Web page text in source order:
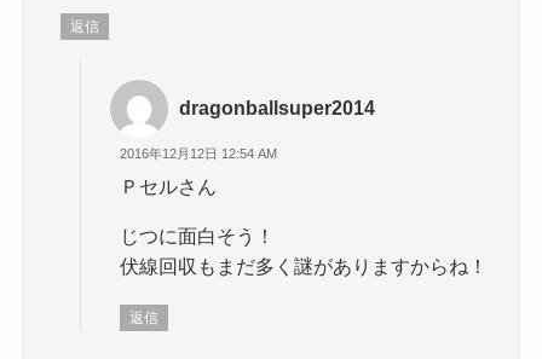
返信
dragonballsuper2014
2016年12月12日 12:54 AM
Ｐセルさん
じつに面白そう！
伏線回収もまだ多く謎がありますからね！
返信